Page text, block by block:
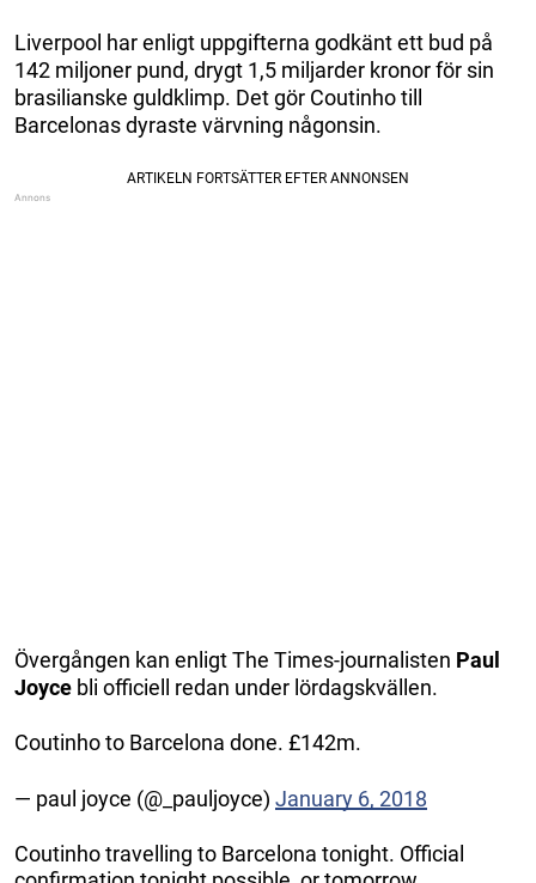
Liverpool har enligt uppgifterna godkänt ett bud på
142 miljoner pund, drygt 1,5 miljarder kronor för sin
brasilianske guldklimp. Det gör Coutinho till
Barcelonas dyraste värvning någonsin.
Övergången kan enligt The Times-journalisten Paul
Joyce bli officiell redan under lördagskvällen.
Coutinho to Barcelona done. £142m.
— paul joyce (@_pauljoyce) January 6, 2018
Coutinho travelling to Barcelona tonight. Official